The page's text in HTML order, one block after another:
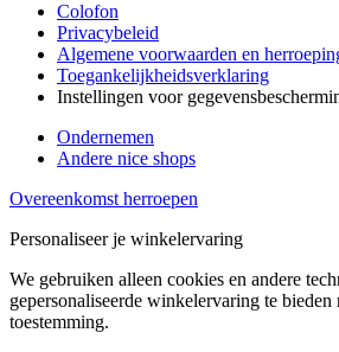
Colofon
Privacybeleid
Algemene voorwaarden en
Toegankelijkheidsverklaring
Instellingen voor
Ondernemen
Andere nice shops
Overeenkomst herroepen
Personaliseer je winkelervaring
We gebruiken alleen cookies en andere
gepersonaliseerde winkelervaring te
toestemming.